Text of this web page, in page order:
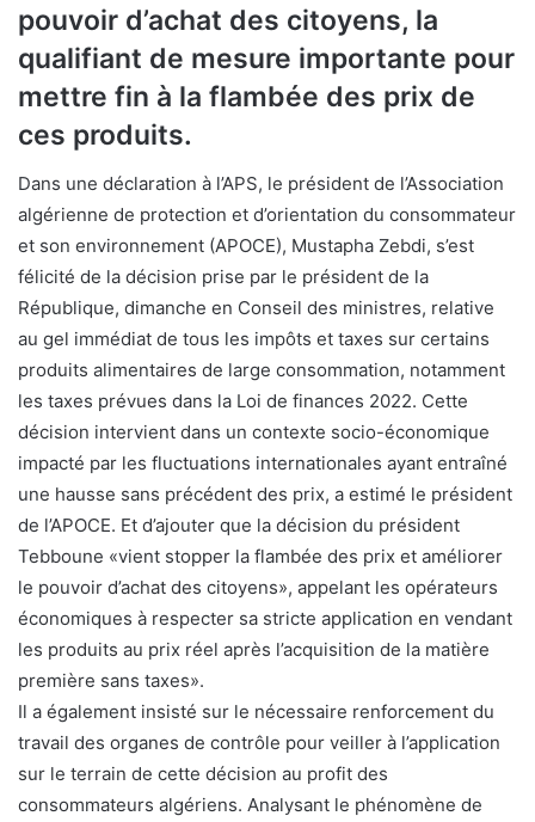
pouvoir d’achat des citoyens, la
qualifiant de mesure importante pour
mettre fin à la flambée des prix de
ces produits.
Dans une déclaration à l’APS, le président de l’Association
algérienne de protection et d’orientation du consommateur
et son environnement (APOCE), Mustapha Zebdi, s’est
félicité de la décision prise par le président de la
République, dimanche en Conseil des ministres, relative
au gel immédiat de tous les impôts et taxes sur certains
produits alimentaires de large consommation, notamment
les taxes prévues dans la Loi de finances 2022. Cette
décision intervient dans un contexte socio-économique
impacté par les fluctuations internationales ayant entraîné
une hausse sans précédent des prix, a estimé le président
de l’APOCE. Et d’ajouter que la décision du président
Tebboune «vient stopper la flambée des prix et améliorer
le pouvoir d’achat des citoyens», appelant les opérateurs
économiques à respecter sa stricte application en vendant
les produits au prix réel après l’acquisition de la matière
première sans taxes».
Il a également insisté sur le nécessaire renforcement du
travail des organes de contrôle pour veiller à l’application
sur le terrain de cette décision au profit des
consommateurs algériens. Analysant le phénomène de